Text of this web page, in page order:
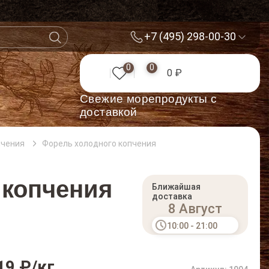
+7 (495) 298-00-30
0 0 0 ₽
Cвежие морепродукты с
доставкой
Форель холодного копчения
Ближайшая
доставка
8 Август
10:00 - 21:00